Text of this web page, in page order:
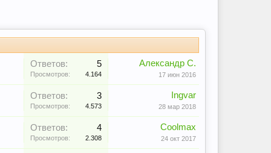
Ответов: 5
Просмотров: 4.164
Александр С.
17 июн 2016
Ответов: 3
Просмотров: 4.573
Ingvar
28 мар 2018
Ответов: 4
Просмотров: 2.308
Coolmax
24 окт 2017